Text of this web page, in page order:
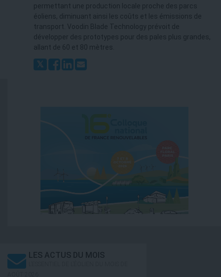
permettant une production locale proche des parcs
éoliens, diminuant ainsi les coûts et les émissions de
transport. Voodin Blade Technology prévoit de
développer des prototypes pour des pales plus grandes,
allant de 60 et 80 mètres.
LES ACTUS DU MOIS